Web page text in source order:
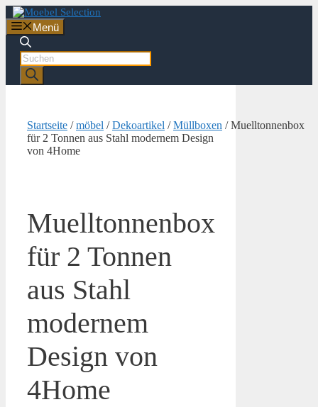
Zum
Inhalt
springen
Menü
Products
search
Startseite /möbel /Dekoartikel /Müllboxen / Muelltonnenbox
für 2 Tonnen aus Stahl modernem Design
von 4Home
Muelltonnenbox
für 2 Tonnen
aus Stahl
modernem
Design von
4Home